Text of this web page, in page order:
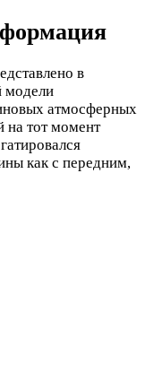
в
модели
атмосферных
на тот момент
как с передним,